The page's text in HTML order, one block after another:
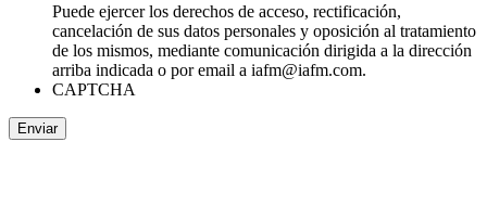
Puede ejercer los derechos de acceso, rectificación,
cancelación de sus datos personales y oposición al tratamiento
de los mismos, mediante comunicación dirigida a la dirección
arriba indicada o por email a iafm@iafm.com.
CAPTCHA